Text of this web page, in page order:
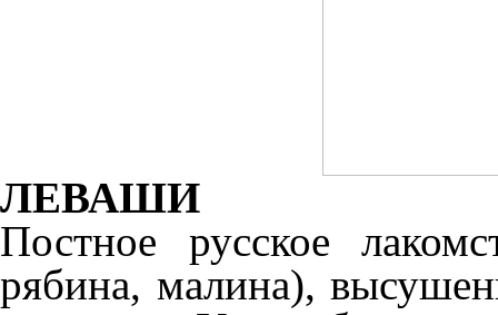
ЛЕВАШИ
Постное русское
рябина, малина),